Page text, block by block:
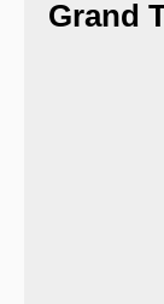
Grand